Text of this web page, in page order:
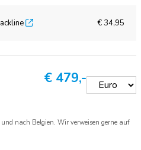
€ 34,95
€ 479,-
nach Belgien. Wir verweisen gerne auf